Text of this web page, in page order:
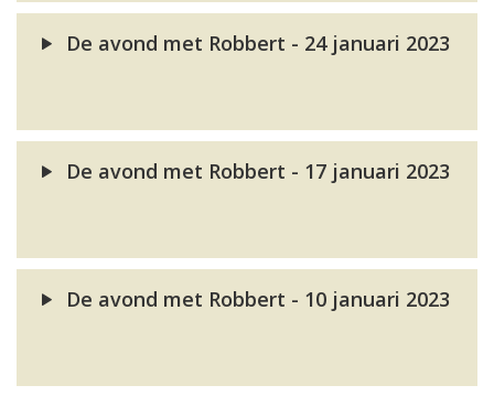
De avond met Robbert - 24 januari 2023
De avond met Robbert - 17 januari 2023
De avond met Robbert - 10 januari 2023